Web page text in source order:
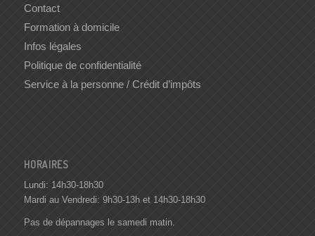
Contact
Formation à domicile
Infos légales
Politique de confidentialité
Service à la personne / Crédit d’impôts
HORAIRES
Lundi: 14h30-18h30
Mardi au Vendredi: 9h30-13h et 14h30-18h30
Pas de dépannages le samedi matin.